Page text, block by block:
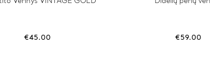
€45.00 €59.00